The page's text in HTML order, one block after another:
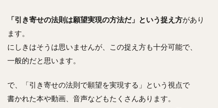
「引き寄せの法則は願望実現の方法だ」という捉え方があり
ます。
にしきはそうは思いませんが、この捉え方も十分可能で、
一般的だと思います。
で、「引き寄せの法則で願望を実現する」という視点で
書かれた本や動画、音声などもたくさんあります。